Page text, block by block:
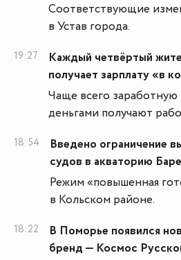
Соответствующие
в Устав города.
19:27
Каждый четвёртый
получает зарплату «в
Чаще всего
деньгами получают
18:54
Введено ограничение
судов в акваторию
Режим «повышенная
в Кольском районе.
18:22
В Поморье появился
бренд — Космос